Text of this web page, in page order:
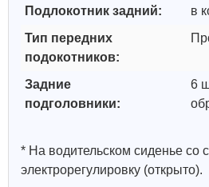
Подлокотник задний:
в
Тип передних
подокотников:
Задние
подголовники:
6
* На водительском сиденье со
электрорегулировку (открыто).